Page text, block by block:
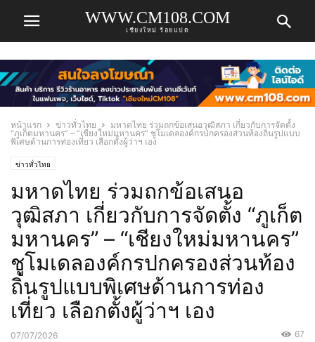
WWW.CM108.COM
เชียงใหม่ ร้อยแปด
หน้าแรก ข่าวทั่วไทย
มหาดไทย ร่วมถกข้อเสนอวุฒิสภา เกี่ยวกับการจัดตั้ง
“ภูเก็ตมหานคร” – “เชียงใหม่มหานคร” ชูโมเดลองค์กรปกครองส่วนท้องถิ่นรูปแบบ
พิเศษด้านการท่องเที่ยว เลือกตั้งผู้ว่าฯ เอง
ข่าวทั่วไทย
มหาดไทย ร่วมถกข้อเสนอ
วุฒิสภา เกี่ยวกับการจัดตั้ง “ภูเก็ต
มหานคร” – “เชียงใหม่มหานคร”
ชูโมเดลองค์กรปกครองส่วนท้อง
ถิ่นรูปแบบพิเศษด้านการท่อง
เที่ยว เลือกตั้งผู้ว่าฯ เอง
07/07/2026 67